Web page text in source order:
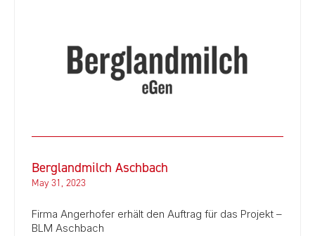
Berglandmilch Aschbach
May 31, 2023
Firma Angerhofer erhält den Auftrag für das Projekt –
BLM Aschbach